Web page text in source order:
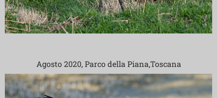
Agosto 2020, Parco della Piana,Toscana